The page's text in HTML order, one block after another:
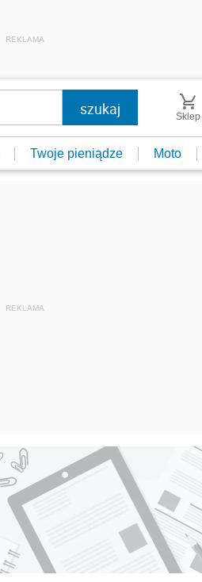
REKLAMA
Sklep
Twoje pieniądze Moto